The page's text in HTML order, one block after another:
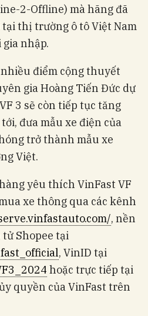
2-Offline) mà hãng đã
thị trường ô tô Việt Nam
nhập.
điểm cộng thuyết
gia Hoàng Tiến Đức dự
3 sẽ còn tiếp tục tăng
đưa mẫu xe điện của
trở thành mẫu xe
Việt.
yêu thích VinFast VF
xe thông qua các kênh
, nền
Shopee tại
, VinID tại
hoặc trực tiếp tại
quyền của VinFast trên